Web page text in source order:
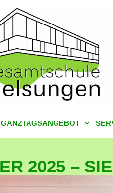
GANZTAGSANGEBOT
2025 –